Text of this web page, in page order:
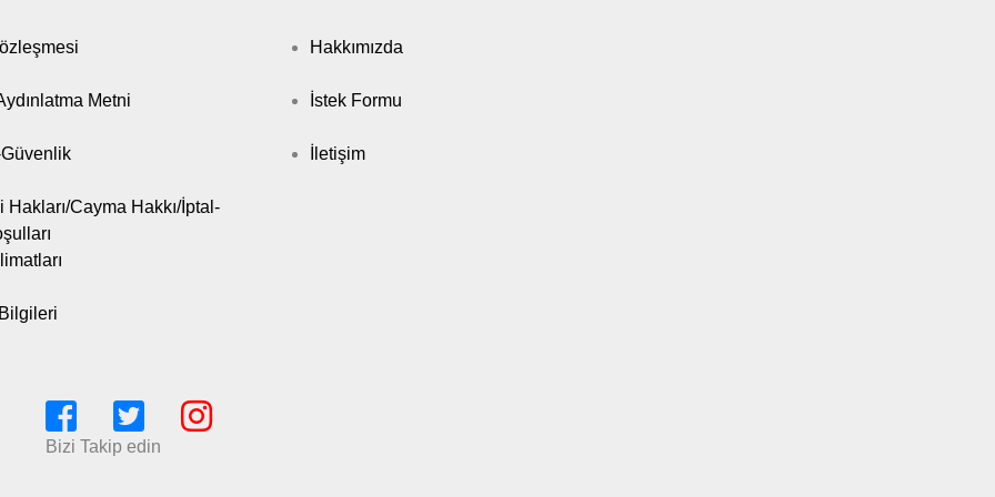
Metni
Hakları/Cayma Hakkı/İptal-
Hakkımızda
İstek Formu
İletişim
Bizi Takip edin